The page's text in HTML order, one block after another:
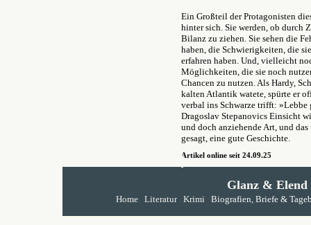
Ein Großteil der Protagonisten
hinter sich. Sie werden, ob durch
Bilanz zu ziehen. Sie sehen die
haben, die Schwierigkeiten, die
erfahren haben. Und, vielleicht
Möglichkeiten, die sie noch
Chancen zu nutzen. Als Hardy,
kalten Atlantik watete, spürte er
verbal ins Schwarze trifft: »Lebbe
Dragoslav Stepanovics Einsicht
und doch anziehende Art, und
gesagt, eine gute Geschichte.
Artikel online seit 24.09.25
Glanz & Elend
Home Literatur Krimi Biografien, Briefe &